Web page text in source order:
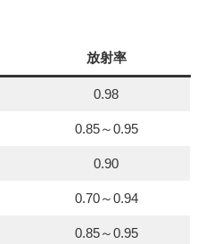
放射率
0.98
0.85～0.95
0.90
0.70～0.94
0.85～0.95